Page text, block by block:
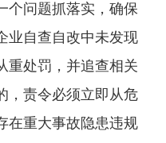
个问题抓落实，确保
业自查自改中未发现
重处罚，并追查相关
，责令必须立即从危
在重大事故隐患违规